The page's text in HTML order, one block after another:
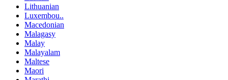
Lithuanian
Luxembou..
Macedonian
Malagasy
Malay
Malayalam
Maltese
Maori